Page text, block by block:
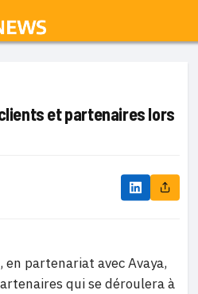
et partenaires lors
en partenariat avec Avaya,
qui se déroulera à